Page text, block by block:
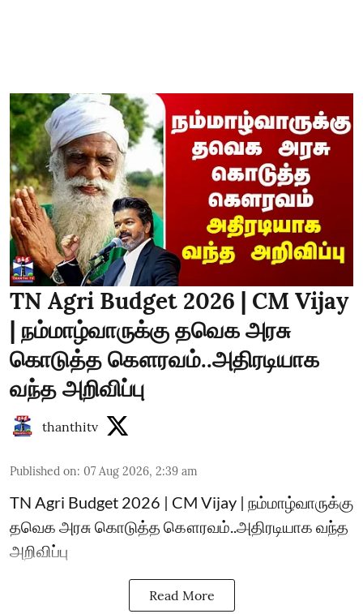
TN Agri Budget 2026 | CM Vijay
| நம்மாழ்வாருக்கு தவெக அரசு
கொடுத்த கௌரவம்..அதிரடியாக
வந்த அறிவிப்பு
thanthitv
Published on: 07 Aug 2026, 2:39 am
TN Agri Budget 2026 | CM Vijay | நம்மாழ்வாருக்கு
தவெக அரசு கொடுத்த கௌரவம்..அதிரடியாக வந்த
அறிவிப்பு
Read More